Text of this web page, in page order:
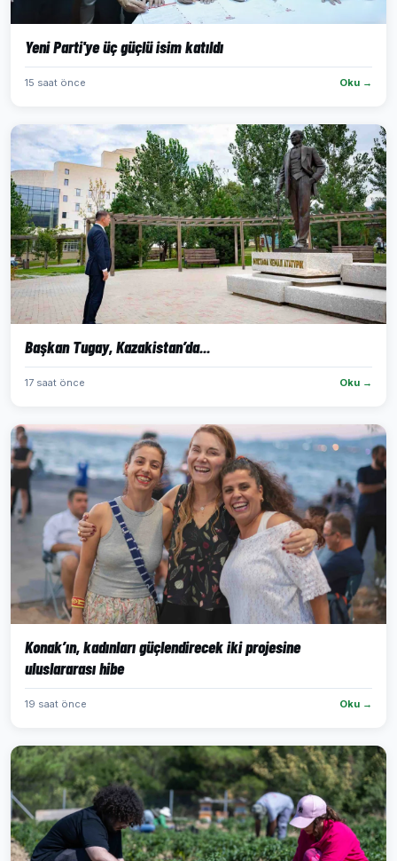
Yeni Parti'ye üç güçlü isim katıldı
15 saat önce Oku →
Başkan Tugay, Kazakistan’da...
17 saat önce Oku →
Konak’ın, kadınları güçlendirecek iki projesine
uluslararası hibe
19 saat önce Oku →